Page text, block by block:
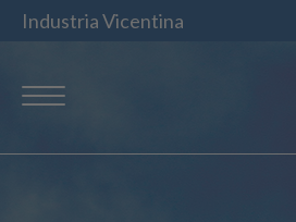
Industria Vicentina